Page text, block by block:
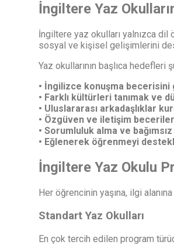
İngiltere Yaz
İngiltere yaz okulları yalnızca
sosyal ve kişisel gelişimlerini
Yaz okullarının başlıca hedefleri
• İngilizce konuşma
• Farklı kültürleri tanımak ve
• Uluslararası arkadaşlıklar
• Özgüven ve iletişim
• Sorumluluk alma ve
• Eğlenerek öğrenmeyi
İngiltere Yaz Okulu
Her öğrencinin yaşına, ilgi
Standart Yaz Okulları
En çok tercih edilen program